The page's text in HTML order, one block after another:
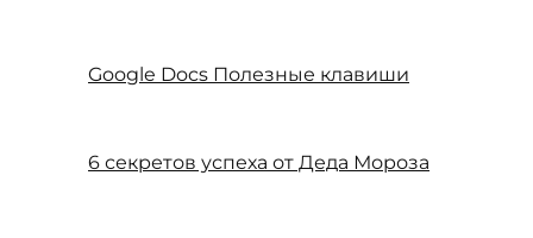
Google Docs Полезные клавиши
6 секретов успеха от Деда Мороза